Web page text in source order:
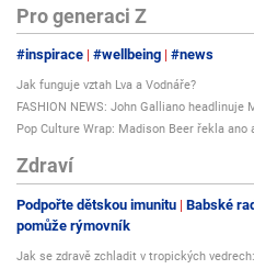
Pro generaci Z
#inspirace #wellbeing #news
Jak funguje vztah Lva a Vodnáře?
FASHION NEWS: John Galliano headlinuje
Pop Culture Wrap: Madison Beer řekla
Zdraví
Podpořte dětskou imunitu Babské
pomůže rýmovník
Jak se zdravě zchladit v tropických